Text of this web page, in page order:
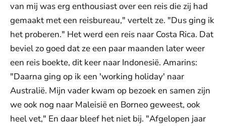
van mij was erg enthousiast over een reis die zij had
gemaakt met een reisbureau," vertelt ze. "Dus ging ik
het proberen." Het werd een reis naar Costa Rica. Dat
beviel zo goed dat ze een paar maanden later weer
een reis boekte, dit keer naar Indonesië. Amarins:
"Daarna ging op ik een 'working holiday' naar
Australië. Mijn vader kwam op bezoek en samen zijn
we ook nog naar Maleisië en Borneo geweest, ook
heel vet," En daar bleef het niet bij. "Afgelopen jaar